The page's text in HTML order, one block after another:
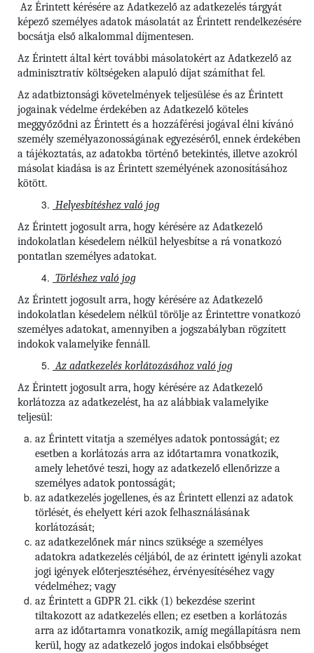
Az Érintett kérésére az Adatkezelő az adatkezelés tárgyát
képező személyes adatok másolatát az Érintett rendelkezésére
bocsátja első alkalommal díjmentesen.
Az Érintett által kért további másolatokért az Adatkezelő az
adminisztratív költségeken alapuló díjat számíthat fel.
Az adatbiztonsági követelmények teljesülése és az Érintett
jogainak védelme érdekében az Adatkezelő köteles
meggyőződni az Érintett és a hozzáférési jogával élni kívánó
személy személyazonosságának egyezéséről, ennek érdekében
a tájékoztatás, az adatokba történő betekintés, illetve azokról
másolat kiadása is az Érintett személyének azonosításához
kötött.
Helyesbítéshez való jog
Az Érintett jogosult arra, hogy kérésére az Adatkezelő
indokolatlan késedelem nélkül helyesbítse a rá vonatkozó
pontatlan személyes adatokat.
Törléshez való jog
Az Érintett jogosult arra, hogy kérésére az Adatkezelő
indokolatlan késedelem nélkül törölje az Érintettre vonatkozó
személyes adatokat, amennyiben a jogszabályban rögzített
indokok valamelyike fennáll.
Az adatkezelés korlátozásához való jog
Az Érintett jogosult arra, hogy kérésére az Adatkezelő
korlátozza az adatkezelést, ha az alábbiak valamelyike
teljesül:
az Érintett vitatja a személyes adatok pontosságát; ez
esetben a korlátozás arra az időtartamra vonatkozik,
amely lehetővé teszi, hogy az adatkezelő ellenőrizze a
személyes adatok pontosságát;
az adatkezelés jogellenes, és az Érintett ellenzi az adatok
törlését, és ehelyett kéri azok felhasználásának
korlátozását;
az adatkezelőnek már nincs szüksége a személyes
adatokra adatkezelés céljából, de az érintett igényli azokat
jogi igények előterjesztéséhez, érvényesítéséhez vagy
védelméhez; vagy
az Érintett a GDPR 21. cikk (1) bekezdése szerint
tiltakozott az adatkezelés ellen; ez esetben a korlátozás
arra az időtartamra vonatkozik, amíg megállapításra nem
kerül, hogy az adatkezelő jogos indokai elsőbbséget